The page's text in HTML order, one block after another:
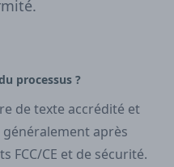
processus ?
de texte accrédité et
après
FCC/CE et de sécurité.